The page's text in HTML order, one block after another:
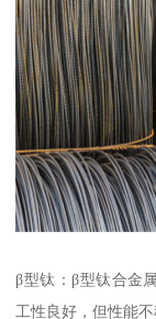
β型钛：β型钛合金
工性良好，但性能